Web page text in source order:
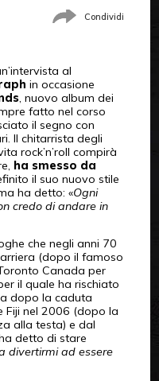
Condividi
al
in occasione
, nuovo album dei
fatto nel corso
il segno con
Il chitarrista degli
rock’n’roll compirà
ha smesso da
il suo nuovo stile
ha detto: «Ogni
credo di andare in
che negli anni 70
(dopo il famoso
Canada per
il quale ha rischiato
dopo la caduta
Fiji nel 2006 (dopo la
alla testa) e dal
detto di stare
divertirmi ad essere